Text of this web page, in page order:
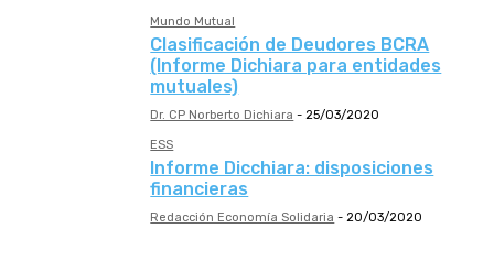
Mundo Mutual
Clasificación de Deudores BCRA
(Informe Dichiara para entidades
mutuales)
Dr. CP Norberto Dichiara - 25/03/2020
ESS
Informe Dicchiara: disposiciones
financieras
Redacción Economía Solidaria - 20/03/2020